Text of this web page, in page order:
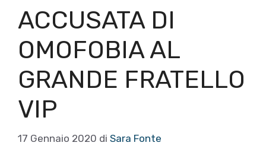
ACCUSATA DI
OMOFOBIA AL
GRANDE FRATELLO
VIP
17 Gennaio 2020 di Sara Fonte